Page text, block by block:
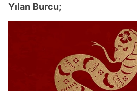
Yılan Burcu;